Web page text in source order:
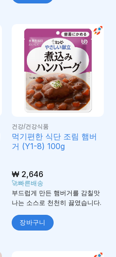
건강/건강식품
먹기편한 식단 조림 햄버
거 (Y1-8) 100g
₩2,646
🚀빠른배송
부드럽게 만든 햄버거를 감칠맛
나는 소스로 천천히 끓였습니다.
장바구니